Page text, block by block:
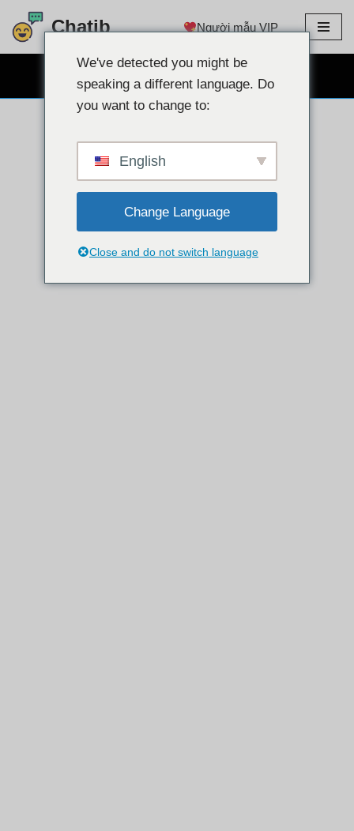
Chuyển
dung
Chatib Người mẫu VIP
We've detected you might be
speaking a different language. Do
you want to change to:
English
Change Language
Close and do not switch language